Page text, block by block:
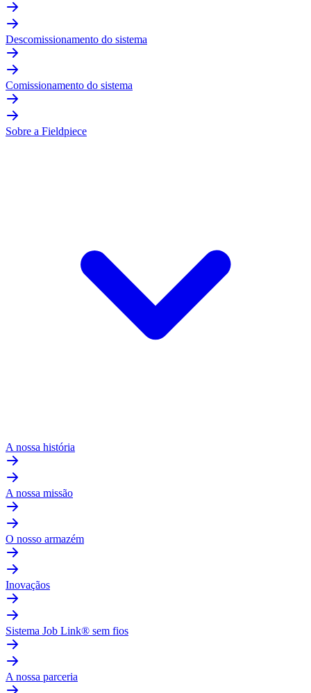
Descomissionamento do sistema
Comissionamento do sistema
Sobre a Fieldpiece
A nossa história
A nossa missão
O nosso armazém
Inovaçãos
Sistema Job Link® sem fios
A nossa parceria